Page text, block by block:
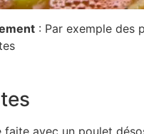
: Par exemple des